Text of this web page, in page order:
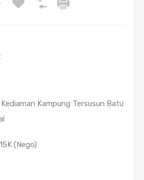
Kampung Tersusun Batu
(Nego)